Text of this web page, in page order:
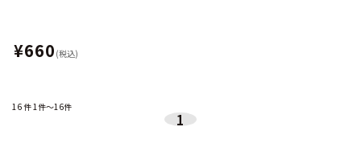
¥660 (税込)
16件1件～16件
1